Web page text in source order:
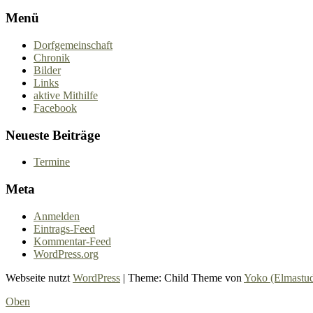
Menü
Dorfgemeinschaft
Chronik
Bilder
Links
aktive Mithilfe
Facebook
Neueste Beiträge
Termine
Meta
Anmelden
Eintrags-Feed
Kommentar-Feed
WordPress.org
Webseite nutzt WordPress | Theme: Child Theme von Yoko
Oben